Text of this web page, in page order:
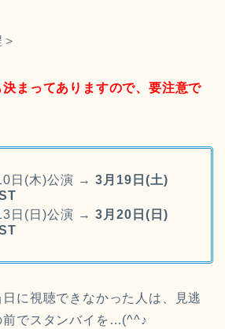
まってありますので、要注意で
日(木)公演 → 3月19日(土)
日(日)公演 → 3月20日(日)
に視聴できなかった人は、見逃
前でスタンバイを…(^^♪